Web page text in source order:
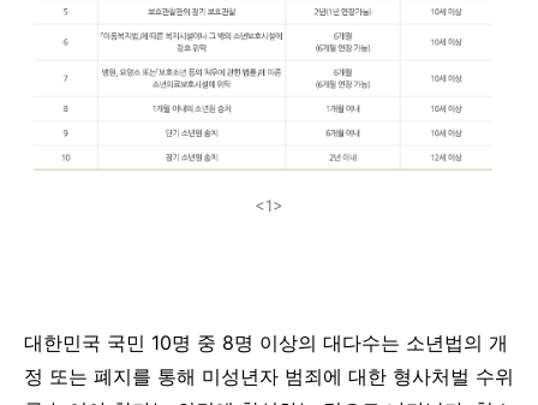
<1>
대한민국 국민 10명 중 8명 이상의 대다수는 소년법의 개
정 또는 폐지를 통해 미성년자 범죄에 대한 형사처벌 수위